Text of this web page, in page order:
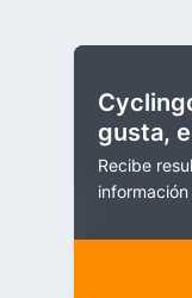
gusta,
Recibe